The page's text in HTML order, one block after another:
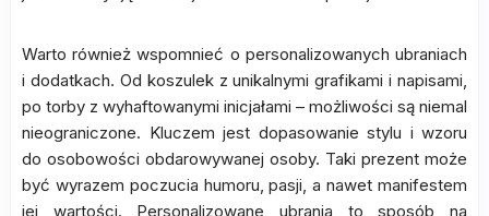
Warto również wspomnieć o personalizowanych ubraniach
i dodatkach. Od koszulek z unikalnymi grafikami i napisami,
po torby z wyhaftowanymi inicjałami – możliwości są niemal
nieograniczone. Kluczem jest dopasowanie stylu i wzoru
do osobowości obdarowywanej osoby. Taki prezent może
być wyrazem poczucia humoru, pasji, a nawet manifestem
jej wartości. Personalizowane ubrania to sposób na